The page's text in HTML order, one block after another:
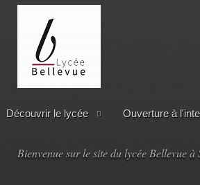
Découvrir le lycée Ouverture à
Bienvenue sur le site du lycée Bellevue à